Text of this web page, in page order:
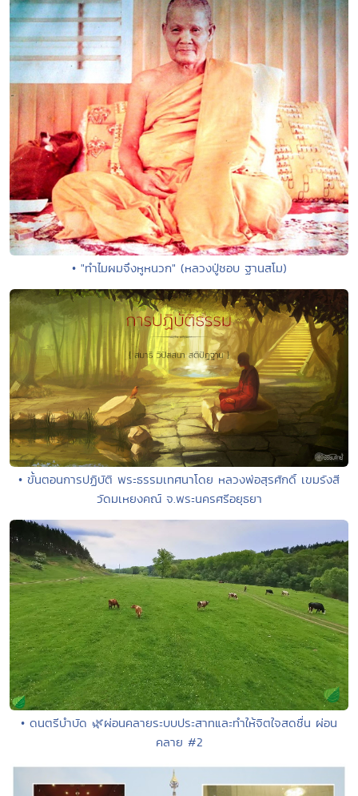
• "ทำไมผมจึงหูหนวก" (หลวงปู่ชอบ ฐานสโม)
• ขั้นตอนการปฏิบัติ พระธรรมเทศนาโดย หลวงพ่อสุรศักดิ์ เขมรังสี
วัดมเหยงคณ์ จ.พระนครศรีอยุธยา
• ดนตรีบำบัด 🌿ผ่อนคลายระบบประสาทและทำให้จิตใจสดชื่น ผ่อน
คลาย #2